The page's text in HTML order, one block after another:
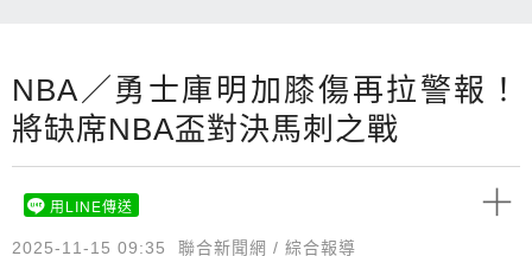
NBA／勇士庫明加膝傷再拉警報！
將缺席NBA盃對決馬刺之戰
2025-11-15 09:35 聯合新聞網 / 綜合報導
用LINE傳送